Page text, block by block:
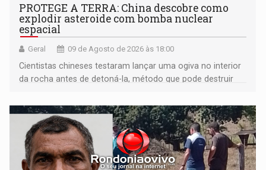
PROTEGE A TERRA: China descobre como
explodir asteroide com bomba nuclear
espacial
Geral 09 de Agosto de 2026 às 18:00
Cientistas chineses testaram lançar uma ogiva no interior
da rocha antes de detoná-la, método que pode destruir